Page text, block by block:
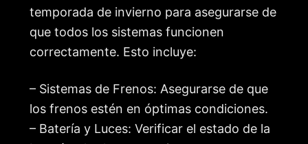
temporada de invierno para asegurarse de
que todos los sistemas funcionen
correctamente. Esto incluye:
– Sistemas de Frenos: Asegurarse de que
los frenos estén en óptimas condiciones.
– Batería y Luces: Verificar el estado de la